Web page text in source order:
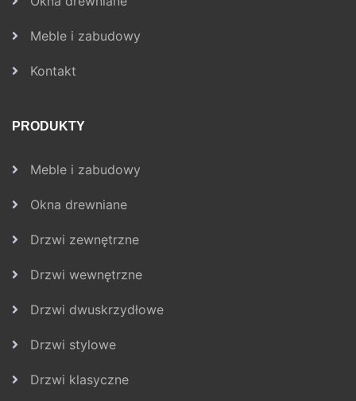
Meble i zabudowy
Kontakt
PRODUKTY
Meble i zabudowy
Okna drewniane
Drzwi zewnętrzne
Drzwi wewnętrzne
Drzwi dwuskrzydłowe
Drzwi stylowe
Drzwi klasyczne